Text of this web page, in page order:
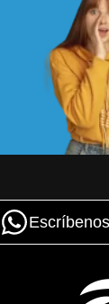
Escríbenos